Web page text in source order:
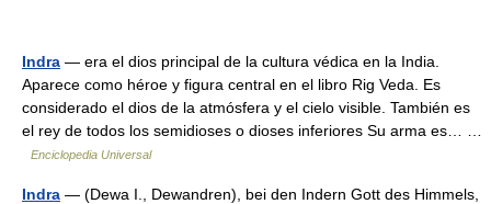
Indra — era el dios principal de la cultura védica en la India.
Aparece como héroe y figura central en el libro Rig Veda. Es
considerado el dios de la atmósfera y el cielo visible. También es
el rey de todos los semidioses o dioses inferiores Su arma es… …
Enciclopedia Universal
Indra — (Dewa I., Dewandren), bei den Indern Gott des Himmels,